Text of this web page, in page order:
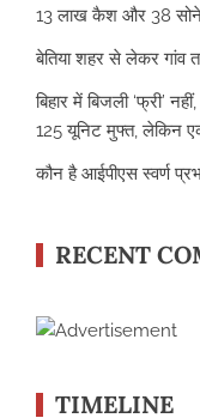
13 लाख कैश और 38 सोने
बेतिया शहर से लेकर गांव
बिहार में बिजली ‘फ्री’
125 यूनिट मुफ्त, लेकिन एक
कौन है आईपीएस स्वर्ण
RECENT
TIMELINE